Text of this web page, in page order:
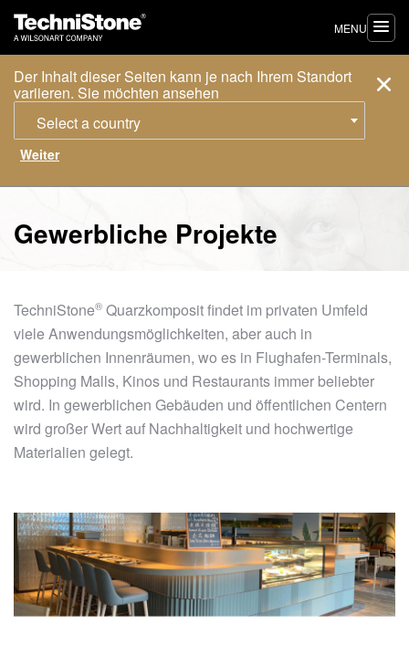
Der Inhalt dieser Seiten kann je nach Ihrem Standort
variieren. Sie möchten ansehen
Select a country
MENU
Gewerbliche Projekte
TechniStone® Quarzkomposit findet im privaten Umfeld
viele Anwendungsmöglichkeiten, aber auch in
gewerblichen Innenräumen, wo es in Flughafen-Terminals,
Shopping Malls, Kinos und Restaurants immer beliebter
wird. In gewerblichen Gebäuden und öffentlichen Centern
wird großer Wert auf Nachhaltigkeit und hochwertige
Materialien gelegt.